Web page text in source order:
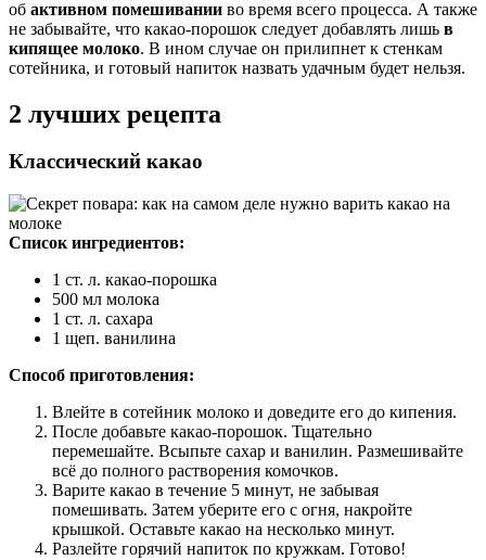
об активном помешивании во время всего процесса. А также
не забывайте, что какао-порошок следует добавлять лишь в
кипящее молоко. В ином случае он прилипнет к стенкам
сотейника, и готовый напиток назвать удачным будет нельзя.
2 лучших рецепта
Классический какао
Список ингредиентов:
1 ст. л. какао-порошка
500 мл молока
1 ст. л. сахара
1 щеп. ванилина
Способ приготовления:
Влейте в сотейник молоко и доведите его до кипения.
После добавьте какао-порошок. Тщательно
перемешайте. Всыпьте сахар и ванилин. Размешивайте
всё до полного растворения комочков.
Варите какао в течение 5 минут, не забывая
помешивать. Затем уберите его с огня, накройте
крышкой. Оставьте какао на несколько минут.
Разлейте горячий напиток по кружкам. Готово!